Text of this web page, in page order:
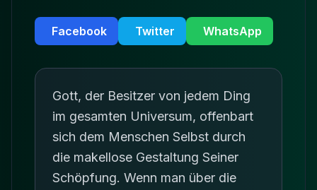
Facebook Twitter WhatsApp
Gott, der Besitzer von jedem Ding
im gesamten Universum, offenbart
sich dem Menschen Selbst durch
die makellose Gestaltung Seiner
Schöpfung. Wenn man über die